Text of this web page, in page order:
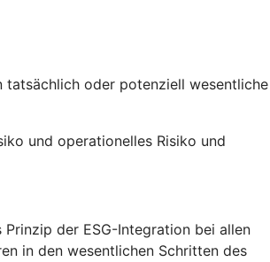
tatsächlich oder potenziell wesentliche
und operationelles Risiko und
der ESG-Integration bei allen
in den wesentlichen Schritten des